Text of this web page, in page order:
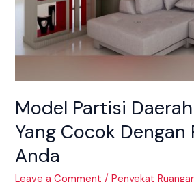
Model Partisi
Yang Cocok Dengan
Anda
Leave a Comment /Penyekat